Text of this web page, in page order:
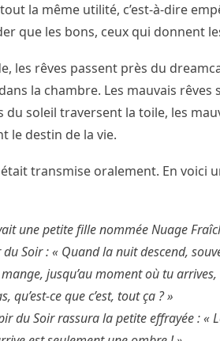
la même utilité, c’est-à-dire
que les bons, ceux qui donnent
les rêves passent près du
la chambre. Les mauvais
du soleil traversent la toile, les
le destin de la vie.
transmise oralement. En voici
une petite fille nommée Nuage
Soir :« Quand la nuit descend,
jusqu’au moment où tu
qu’est-ce que c’est, tout ça ? »
du Soir rassura la petite effrayée :«